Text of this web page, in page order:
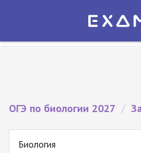
Экзамер — ЕГЭ 2027
ОГЭ по биологии 2027 /
Биология